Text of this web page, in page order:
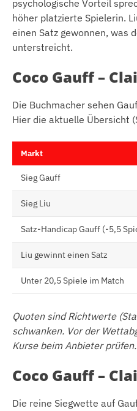
psychologische Vorteil
höher platzierte Spielerin.
einen Satz gewonnen, was
unterstreicht.
Coco Gauff –
Die Buchmacher sehen
Hier die aktuelle Übersicht
Markt
Sieg Gauff
Sieg Liu
Satz-Handicap Gauff (-5,5
Liu gewinnt einen Satz
Unter 20,5 Spiele im Match
Quoten sind Richtwerte
schwanken. Vor der
Kurse beim Anbieter prüfen.
Coco Gauff –
Die reine Siegwette auf